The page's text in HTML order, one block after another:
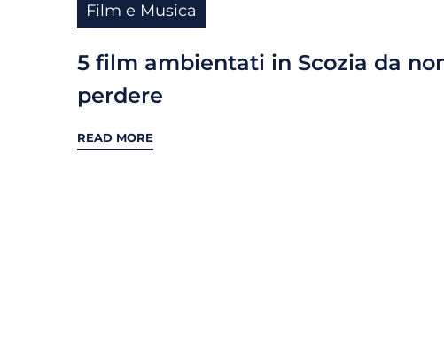
Film e Musica
5 film ambientati in Scozia da
perdere
READ MORE